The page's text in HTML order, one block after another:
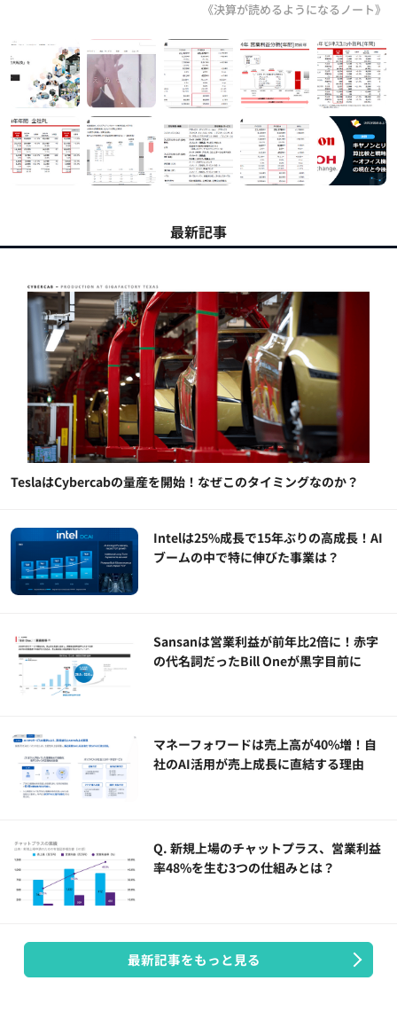
《決算が読めるようになるノート》
最新記事
TeslaはCybercabの量産を開始！なぜこのタイミングなのか？
Intelは25%成長で15年ぶりの高成長！AI
ブームの中で特に伸びた事業は？
Sansanは営業利益が前年比2倍に！赤字
の代名詞だったBill Oneが黒字目前に
マネーフォワードは売上高が40%増！自
社のAI活用が売上成長に直結する理由
Q. 新規上場のチャットプラス、営業利益
率48%を生む3つの仕組みとは？
最新記事をもっと見る